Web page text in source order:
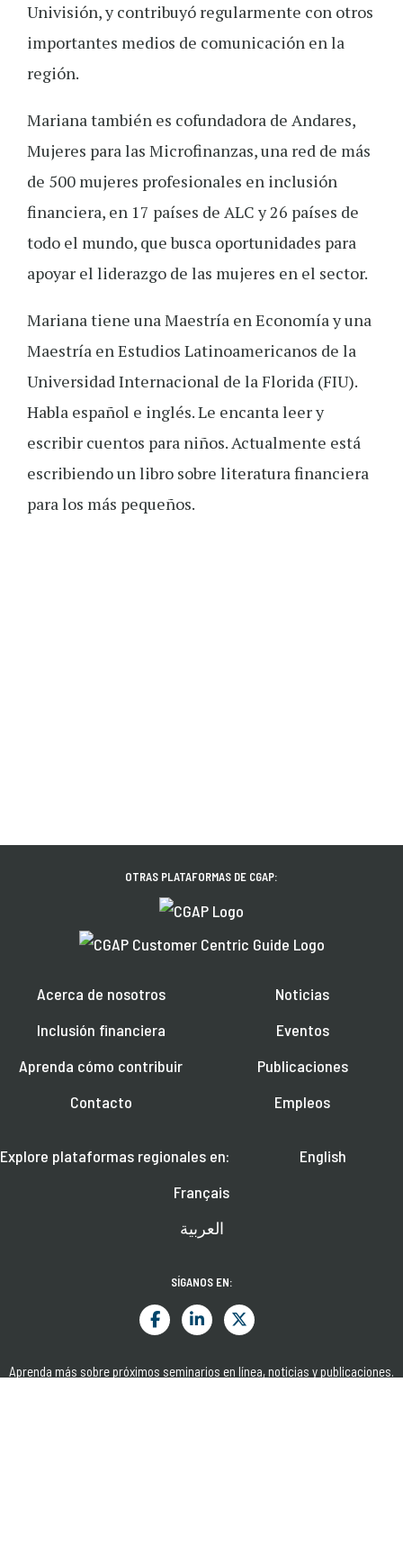
Univisión, y contribuyó regularmente con otros
importantes medios de comunicación en la
región.
Mariana también es cofundadora de Andares,
Mujeres para las Microfinanzas, una red de más
de 500 mujeres profesionales en inclusión
financiera, en 17 países de ALC y 26 países de
todo el mundo, que busca oportunidades para
apoyar el liderazgo de las mujeres en el sector.
Mariana tiene una Maestría en Economía y una
Maestría en Estudios Latinoamericanos de la
Universidad Internacional de la Florida (FIU).
Habla español e inglés. Le encanta leer y
escribir cuentos para niños. Actualmente está
escribiendo un libro sobre literatura financiera
para los más pequeños.
OTRAS PLATAFORMAS DE CGAP:
Acerca de nosotros
Inclusión financiera
Aprenda cómo contribuir
Contacto
Noticias
Eventos
Publicaciones
Empleos
Explore plataformas regionales en:
English
Français
العربية
SÍGANOS EN:
Aprenda más sobre próximos seminarios en línea, noticias y publicaciones.